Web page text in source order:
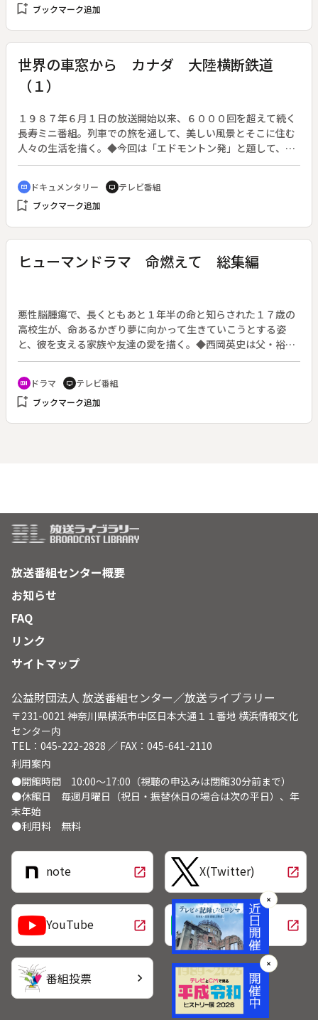
bookmark_add ブックマーク追加
世界の車窓から カナダ 大陸横断鉄道
（１）
１９８７年６月１日の放送開始以来、６０００回を超えて続く
長寿ミニ番組。列車での旅を通して、美しい風景とそこに住む
人々の生活を描く。◆今回は「エドモントン発」と題して、カ
ナダ・大陸横断鉄道（エドモントン・ジャスパー・バンクーバ
ー）を紹介する。
cinematic_blur ドキュメンタリー tv テレビ番組
bookmark_add ブックマーク追加
ヒューマンドラマ 命燃えて 総集編
悪性脳腫瘍で、長くともあと１年半の命と知らされた１７歳の
高校生が、命あるかぎり夢に向かって生きていこうとする姿
と、彼を支える家族や友達の愛を描く。◆西岡英史は父・裕
也、母・慎子、中学生の妹・亮子にかこまれて大学の受験勉強
に忙しい日々を過ごしていた。ところがある日、自転車に乗っ
ていた英史は平衡感覚を失って転倒する。眼科に行った英史は
脳外科へまわされ、家族の不安のなか下された診断は治療不可
recent_actors ドラマ tv テレビ番組
bookmark_add ブックマーク追加
放送番組センター概要
お知らせ
FAQ
リンク
サイトマップ
公益財団法人 放送番組センター／放送ライブラリー
〒231-0021 神奈川県横浜市中区日本大通１１番地 横浜情報文化
センター内
TEL：045-222-2828 ／ FAX：045-641-2110
利用案内
●開館時間 10:00～17:00（視聴の申込みは閉館30分前まで）
●休館日 毎週月曜日（祝日・振替休日の場合は次の平日）、年
末年始
●利用料 無料
note open_in_new X(Twitter) open_in_new
YouTube open_in_new LINE open_in_new
番組投票 chevron_right
✕
✕